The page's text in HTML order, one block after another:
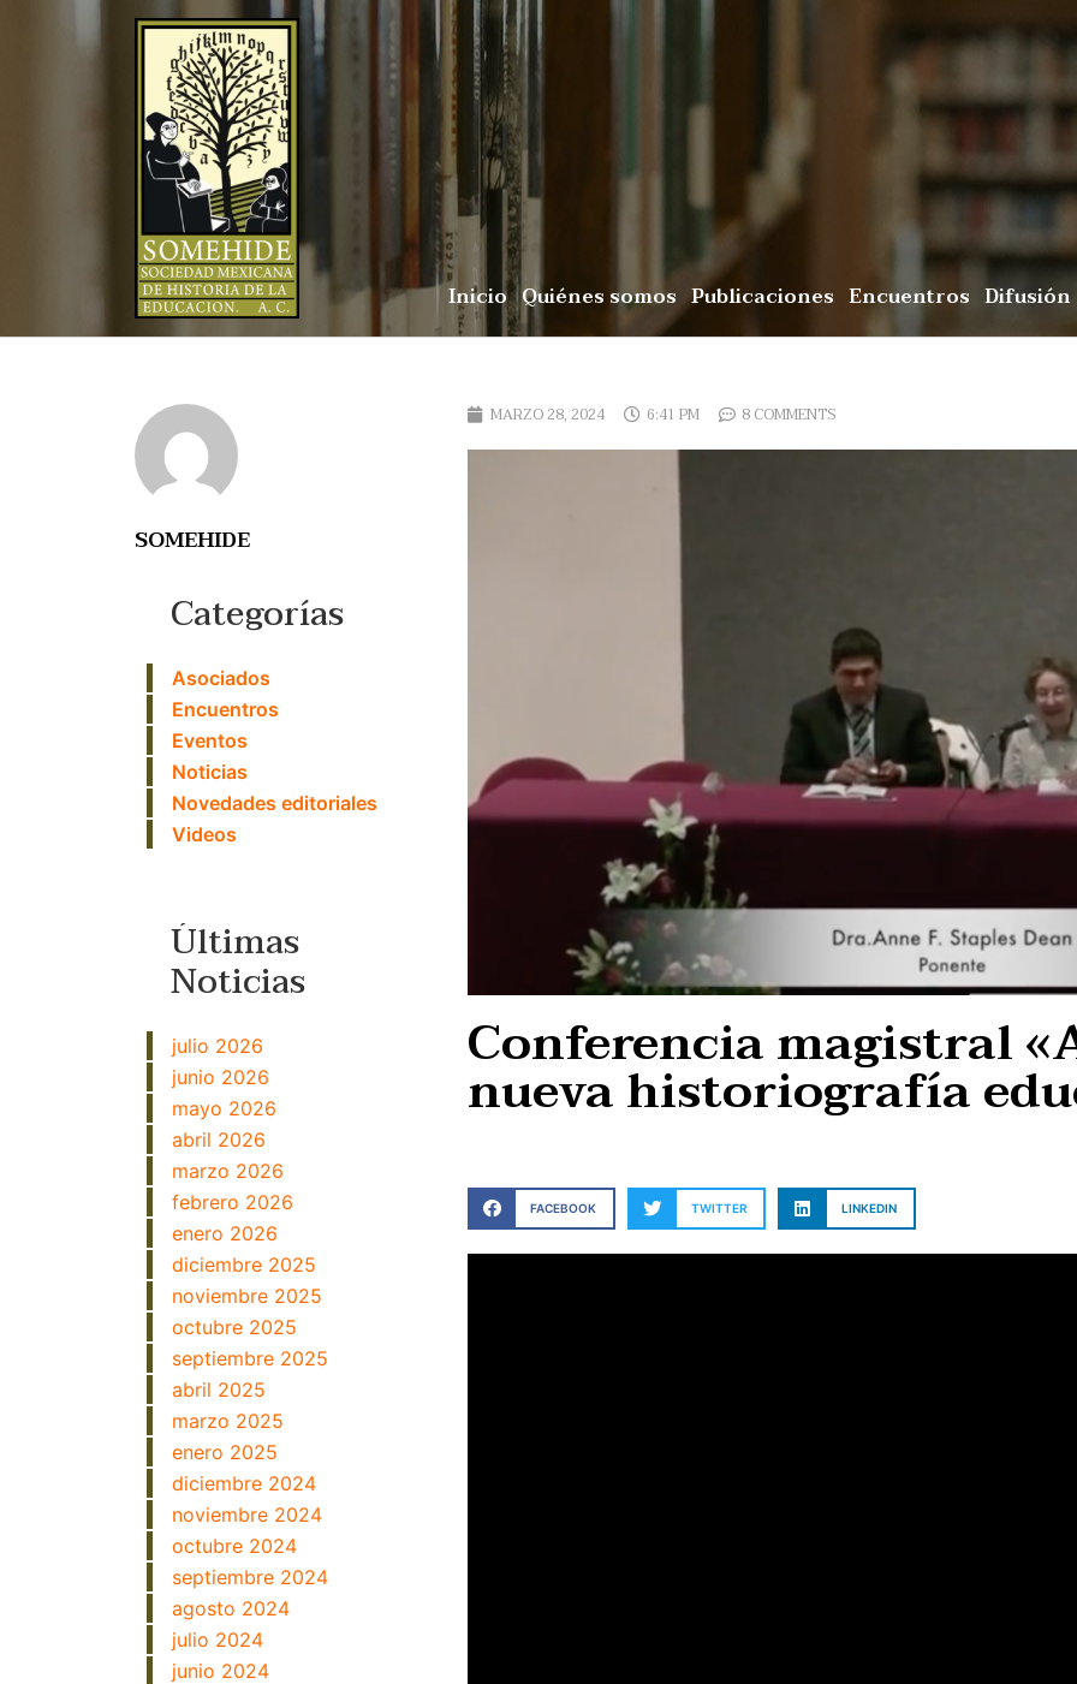
Inicio Quiénes somos Publicaciones Encuentros Difusión
SOMEHIDE
Categorías
Asociados
Encuentros
Eventos
Noticias
Novedades editoriales
Videos
Últimas
Noticias
julio 2026
junio 2026
mayo 2026
abril 2026
marzo 2026
febrero 2026
enero 2026
diciembre 2025
noviembre 2025
octubre 2025
septiembre 2025
abril 2025
marzo 2025
enero 2025
diciembre 2024
noviembre 2024
octubre 2024
septiembre 2024
agosto 2024
julio 2024
junio 2024
MARZO 28, 2024 6:41 PM 8 COMMENTS
Conferencia magistral
nueva historiografía
FACEBOOK TWITTER LINKEDIN